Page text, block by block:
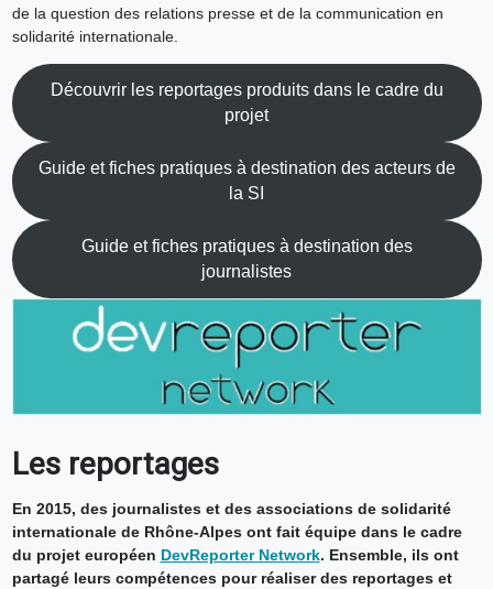
de la question des relations presse et de la communication en
solidarité internationale.
Découvrir les reportages produits dans le cadre du
projet
Guide et fiches pratiques à destination des acteurs de
la SI
Guide et fiches pratiques à destination des
journalistes
Les reportages
En 2015, des journalistes et des associations de solidarité
internationale de Rhône-Alpes ont fait équipe dans le cadre
du projet européen DevReporter Network. Ensemble, ils ont
partagé leurs compétences pour réaliser des reportages et